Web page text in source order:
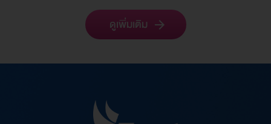
ดูเพิ่มเติม